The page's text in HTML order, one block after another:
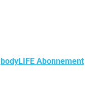
bodyLIFE Abonnement